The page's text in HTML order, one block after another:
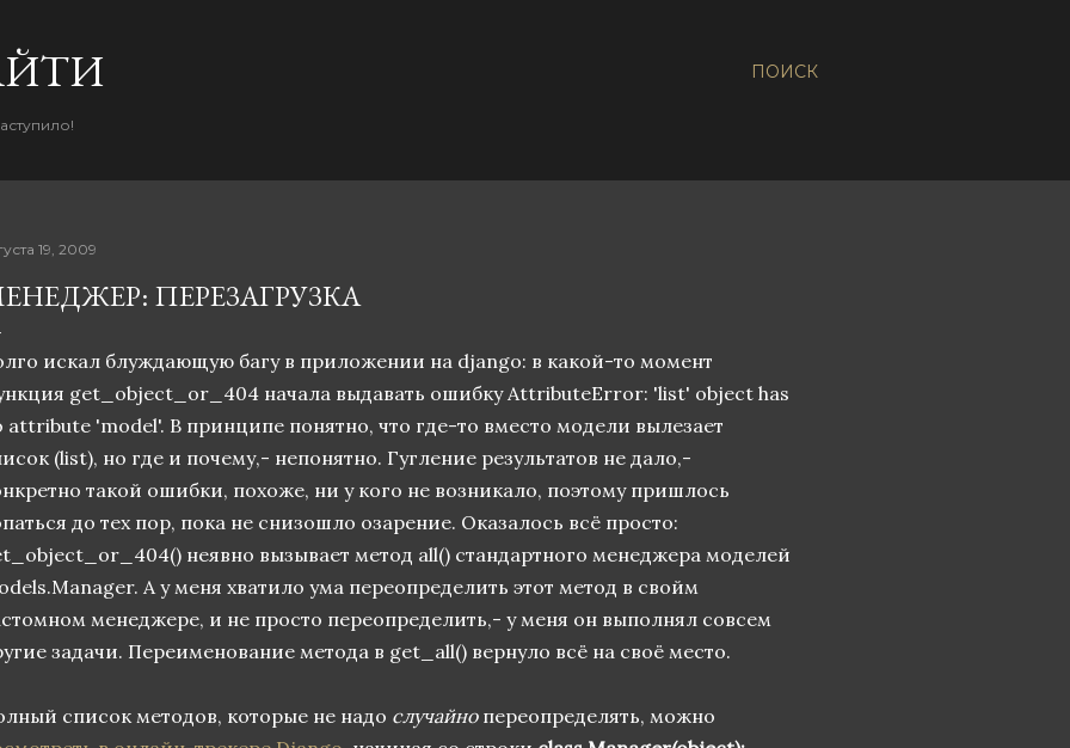
ПОИСК
19, 2009
ПЕРЕЗАГРУЗКА
искал блуждающую багу в приложении на django: в какой-то момент
get_object_or_404 начала выдавать ошибку AttributeError: 'list' object has
attribute 'model'. В принципе понятно, что где-то вместо модели вылезает
(list), но где и почему,- непонятно. Гугление результатов не дало,-
такой ошибки, похоже, ни у кого не возникало, поэтому пришлось
до тех пор, пока не снизошло озарение. Оказалось всё просто:
неявно вызывает метод all() стандартного менеджера моделей
А у меня хватило ума переопределить этот метод в свойм
менеджере, и не просто переопределить,- у меня он выполнял совсем
задачи. Переименование метода в get_all() вернуло всё на своё место.
список методов, которые не надо случайнопереопределять, можно